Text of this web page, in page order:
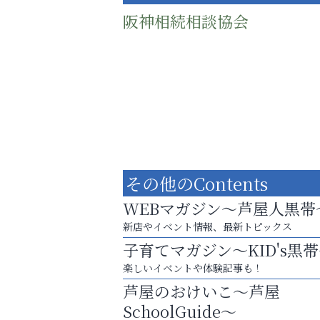
阪神相続相談協会
まずは話してみませんか？
「相続」無料相談会カフェ
アテイン音楽教室
その他のContents
WEBマガジン～芦屋人黒帯
新店やイベント情報、最新トピックス
子育てマガジン～KID's黒
楽しいイベントや体験記事も！
芦屋のおけいこ～芦屋
SchoolGuide～